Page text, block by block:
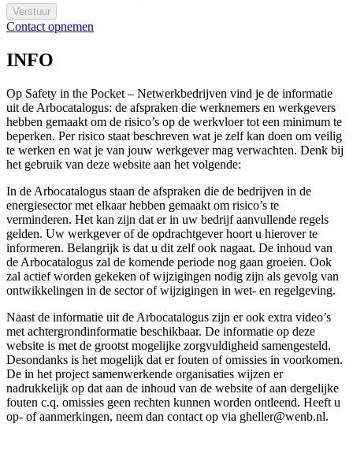
Verstuur
Contact opnemen
INFO
Op Safety in the Pocket – Netwerkbedrijven vind je de informatie
uit de Arbocatalogus: de afspraken die werknemers en werkgevers
hebben gemaakt om de risico’s op de werkvloer tot een minimum te
beperken. Per risico staat beschreven wat je zelf kan doen om veilig
te werken en wat je van jouw werkgever mag verwachten. Denk bij
het gebruik van deze website aan het volgende:
In de Arbocatalogus staan de afspraken die de bedrijven in de
energiesector met elkaar hebben gemaakt om risico’s te
verminderen. Het kan zijn dat er in uw bedrijf aanvullende regels
gelden. Uw werkgever of de opdrachtgever hoort u hierover te
informeren. Belangrijk is dat u dit zelf ook nagaat. De inhoud van
de Arbocatalogus zal de komende periode nog gaan groeien. Ook
zal actief worden gekeken of wijzigingen nodig zijn als gevolg van
ontwikkelingen in de sector of wijzigingen in wet- en regelgeving.
Naast de informatie uit de Arbocatalogus zijn er ook extra video’s
met achtergrondinformatie beschikbaar. De informatie op deze
website is met de grootst mogelijke zorgvuldigheid samengesteld.
Desondanks is het mogelijk dat er fouten of omissies in voorkomen.
De in het project samenwerkende organisaties wijzen er
nadrukkelijk op dat aan de inhoud van de website of aan dergelijke
fouten c.q. omissies geen rechten kunnen worden ontleend. Heeft u
op- of aanmerkingen, neem dan contact op via gheller@wenb.nl.